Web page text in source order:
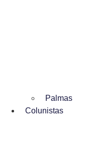
Palmas
Colunistas